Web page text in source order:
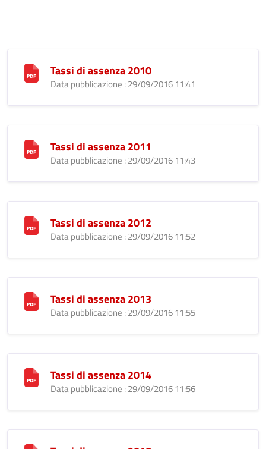
Tassi di assenza 2010
Data pubblicazione : 29/09/2016 11:41
Tassi di assenza 2011
Data pubblicazione : 29/09/2016 11:43
Tassi di assenza 2012
Data pubblicazione : 29/09/2016 11:52
Tassi di assenza 2013
Data pubblicazione : 29/09/2016 11:55
Tassi di assenza 2014
Data pubblicazione : 29/09/2016 11:56